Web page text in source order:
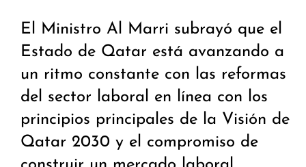
El Ministro Al Marri subrayó que el
Estado de Qatar está avanzando a
un ritmo constante con las reformas
del sector laboral en línea con los
principios principales de la Visión de
Qatar 2030 y el compromiso de